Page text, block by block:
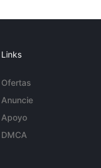
Links
Ofertas
Anuncie
Apoyo
DMCA